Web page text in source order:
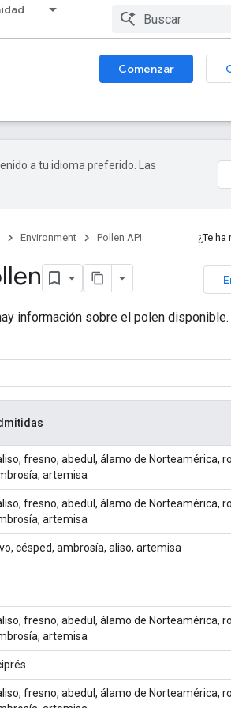
Comenzar
a tu idioma preferido. Las
Environment Pollen API ¿Te
información sobre el polen
fresno, abedul, álamo de Norteamérica,
artemisa
fresno, abedul, álamo de Norteamérica,
artemisa
césped, ambrosía, aliso, artemisa
fresno, abedul, álamo de Norteamérica,
artemisa
fresno, abedul, álamo de Norteamérica,